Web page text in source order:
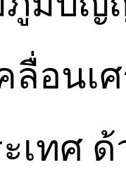
ลื่อนเ
เทศ